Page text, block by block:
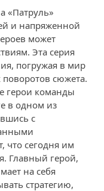
«Патруль»
и напряженной
может
Эта серия
погружая в мир
сюжета.
герои команды
в одном из
с
что сегодня им
Главный герой,
на себя
стратегию,